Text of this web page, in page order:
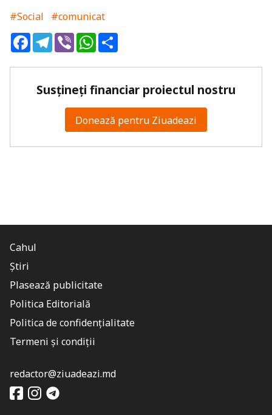
#Social
#comunicat
FacebookTelegram
ViberWhatsApp
Susțineți financiar proiectul nostru
Donează pentru Ziuadeazi
Cahul
Știri
Plasează publicitate
Politica Editorială
Politica de confidențialitate
Termeni și condiții
redactor@ziuadeazi.md